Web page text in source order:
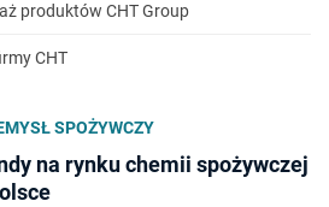
produktów CHT Group
CHT
SPOŻYWCZY
na rynku chemii spożywczej